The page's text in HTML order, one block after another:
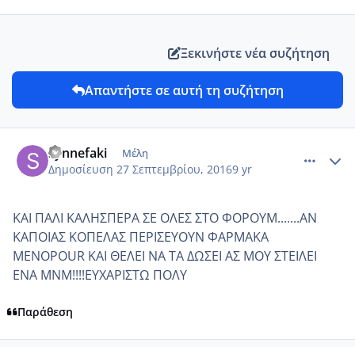
Ξεκινήστε νέα συζήτηση
Απαντήστε σε αυτή τη συζήτηση
synnefaki Μέλη
Δημοσίευση 27 Σεπτεμβρίου, 20169 yr
ΚΑΙ ΠΑΛΙ ΚΑΛΗΣΠΕΡΑ ΣΕ ΟΛΕΣ ΣΤΟ ΦΟΡΟΥΜ.......ΑΝ
ΚΑΠΟΙΑΣ ΚΟΠΕΛΑΣ ΠΕΡΙΣΕΥΟΥΝ ΦΑΡΜΑΚΑ
MENOPOUR KAI ΘΕΛΕΙ ΝΑ ΤΑ ΔΩΣΕΙ ΑΣ ΜΟΥ ΣΤΕΙΛΕΙ
ΕΝΑ ΜΝΜ!!!!ΕΥΧΑΡΙΣΤΩ ΠΟΛΥ
Παράθεση